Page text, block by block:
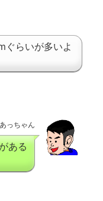
ぐらいが多いよ
あっちゃん
ある